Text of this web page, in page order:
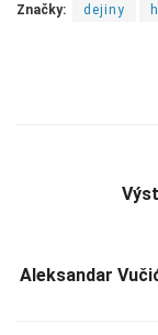
Značky: dejiny
Aleksandar